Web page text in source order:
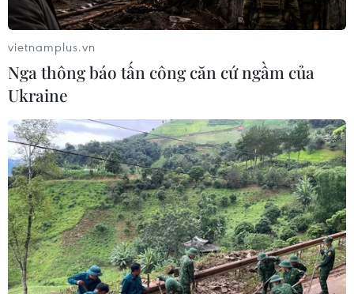
TIN CÙNG CHUYÊN MỤC
Vụ chuyên Tuyên Quang: Thu hồi,
vietnamplus.vn
Nga thông báo tấn công căn cứ ngầm của
Ukraine